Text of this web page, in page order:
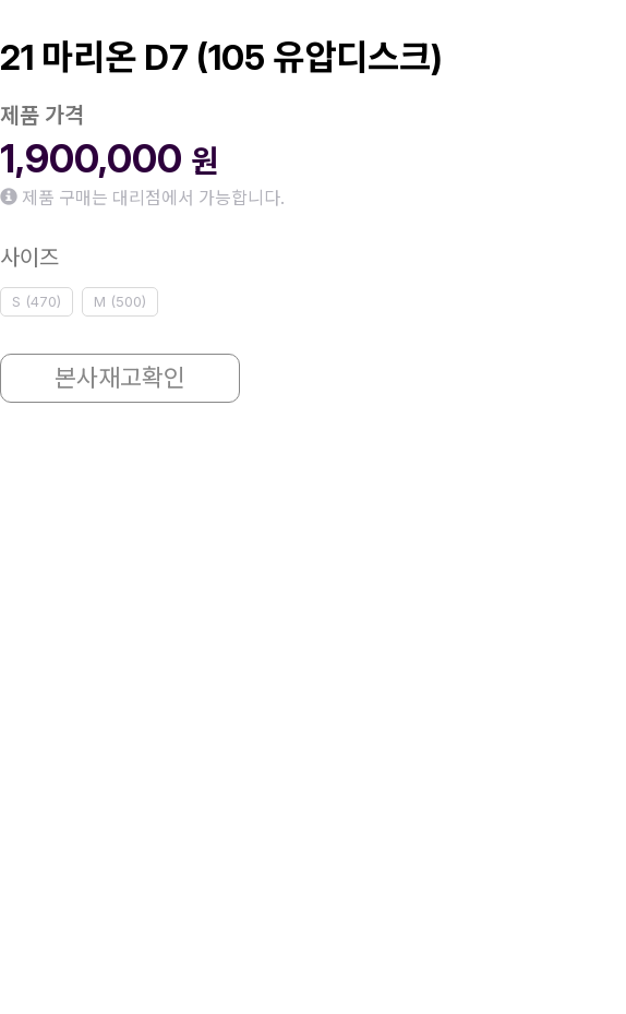
21 마리온 D7 (105 유압디스크)
제품 가격
1,900,000 원
제품 구매는 대리점에서 가능합니다.
사이즈
S (470) M (500)
본사재고확인